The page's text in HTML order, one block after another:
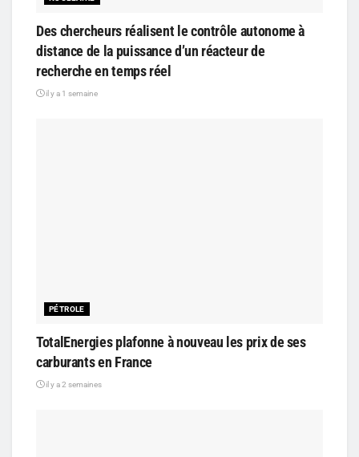
Des chercheurs réalisent le contrôle autonome à
distance de la puissance d’un réacteur de
recherche en temps réel
il y a 1 semaine
PÉTROLE
TotalEnergies plafonne à nouveau les prix de ses
carburants en France
il y a 2 semaines